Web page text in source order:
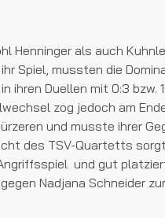
Henninger als auch
Spiel, mussten die
ihren Duellen mit 0:3 bzw.
zog jedoch am
und musste ihrer
des TSV-Quartetts
und gut
Nadjana Schneider